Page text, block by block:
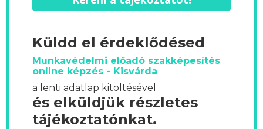
Küldd el érdeklődésed
Munkavédelmi előadó szakképesítés
online képzés - Kisvárda
a lenti adatlap kitöltésével
és elküldjük részletes
tájékoztatónkat.